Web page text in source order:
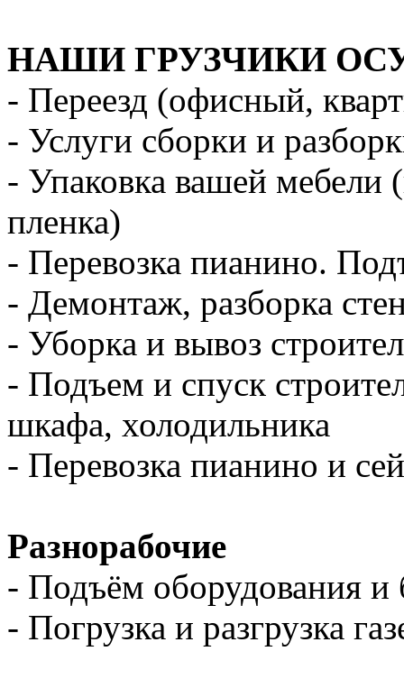
НАШИ ГРУЗЧИКИ
- Переезд (офисный,
- Услуги сборки и
- Упаковка вашей мебели
пленка)
- Перевозка пианино.
- Демонтаж, разборка
- Уборка и вывоз
- Подъем и спуск
шкафа, холодильника
- Перевозка пианино и
Разнорабочие
- Подъём оборудования и
- Погрузка и разгрузка